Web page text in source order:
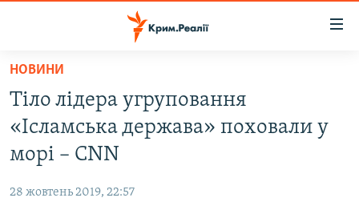
Перейти
основного
матеріалу
Перейти
до
основної
ВОДА.КРИМ
ВІДЕО ТА ФОТО
БЛОГИ
НОВИНИ
Тіло лідера угруповання
«Ісламська держава» поховали у
морі – СNN
28 жовтень 2019, 22:57